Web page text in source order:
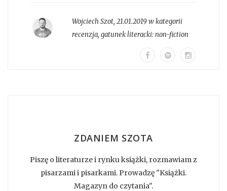
Wojciech Szot, 21.01.2019 w kategorii
recenzja, gatunek literacki:non-fiction
ZDANIEM SZOTA
Piszę o literaturze i rynku książki, rozmawiam z
pisarzami i pisarkami. Prowadzę "Książki.
Magazyn do czytania".